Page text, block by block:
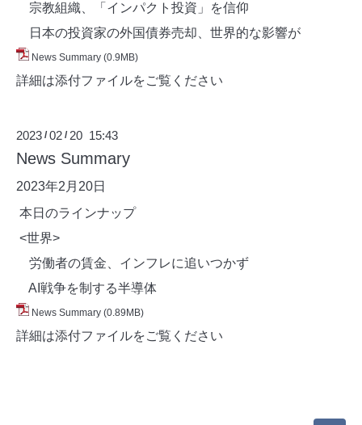
宗教組織、「インパクト投資」を信仰
日本の投資家の外国債券売却、世界的な影響が
News Summary (0.9MB)
詳細は添付ファイルをご覧ください
2023 /02 / 20 15:43
News Summary
2023年2月20日
本日のラインナップ
<世界>
労働者の賃金、インフレに追いつかず
AI戦争を制する半導体
News Summary (0.89MB)
詳細は添付ファイルをご覧ください